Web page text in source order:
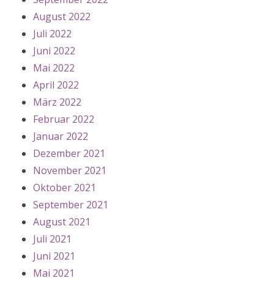
August 2022
Juli 2022
Juni 2022
Mai 2022
April 2022
März 2022
Februar 2022
Januar 2022
Dezember 2021
November 2021
Oktober 2021
September 2021
August 2021
Juli 2021
Juni 2021
Mai 2021